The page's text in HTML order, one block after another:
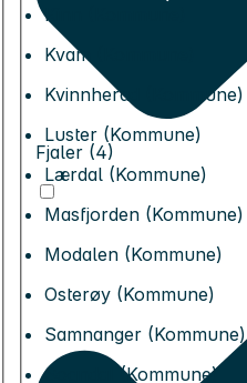
Kinn (Kommune)
Kvam (Kommune)
Kvinnherad (Kommune)
Luster (Kommune)
Lærdal (Kommune)
Masfjorden (Kommune)
Modalen (Kommune)
Osterøy (Kommune)
Samnanger (Kommune)
Sogndal (Kommune)
Fjaler (4)